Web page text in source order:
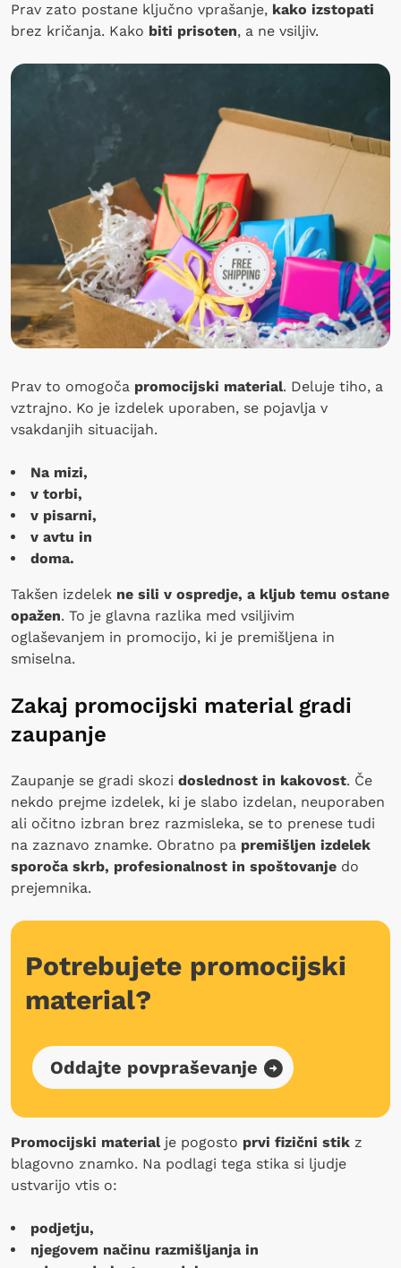
Prav zato postane ključno vprašanje, kako izstopati
brez kričanja. Kako biti prisoten, a ne vsiljiv.
Prav to omogoča promocijski material. Deluje tiho, a
vztrajno. Ko je izdelek uporaben, se pojavlja v
vsakdanjih situacijah.
Na mizi,
v torbi,
v pisarni,
v avtu in
doma.
Takšen izdelek ne sili v ospredje, a kljub temu ostane
opažen. To je glavna razlika med vsiljivim
oglaševanjem in promocijo, ki je premišljena in
smiselna.
Zakaj promocijski material gradi
zaupanje
Zaupanje se gradi skozi doslednost in kakovost. Če
nekdo prejme izdelek, ki je slabo izdelan, neuporaben
ali očitno izbran brez razmisleka, se to prenese tudi
na zaznavo znamke. Obratno pa premišljen izdelek
sporoča skrb, profesionalnost in spoštovanje do
prejemnika.
Potrebujete promocijski
material?
Oddajte povpraševanje
Promocijski material je pogosto prvi fizični stik z
blagovno znamko. Na podlagi tega stika si ljudje
ustvarijo vtis o:
podjetju,
njegovem načinu razmišljanja in